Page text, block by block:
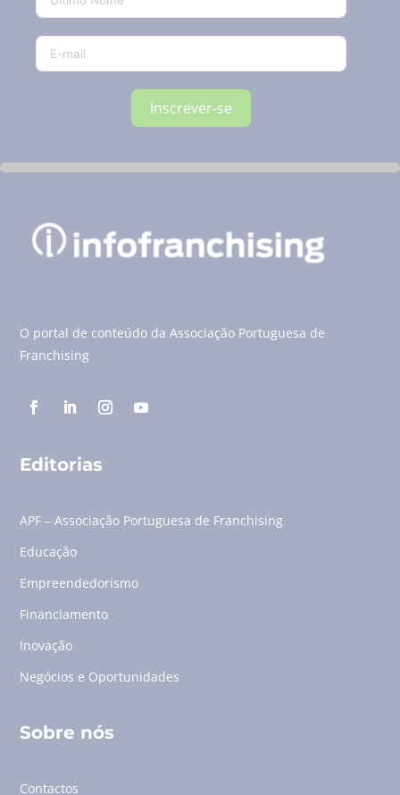
Inscrever-se
O portal de conteúdo da Associação Portuguesa de
Franchising
Editorias
APF – Associação Portuguesa de Franchising
Educação
Empreendedorismo
Financiamento
Inovação
Negócios e Oportunidades
Sobre nós
Contactos